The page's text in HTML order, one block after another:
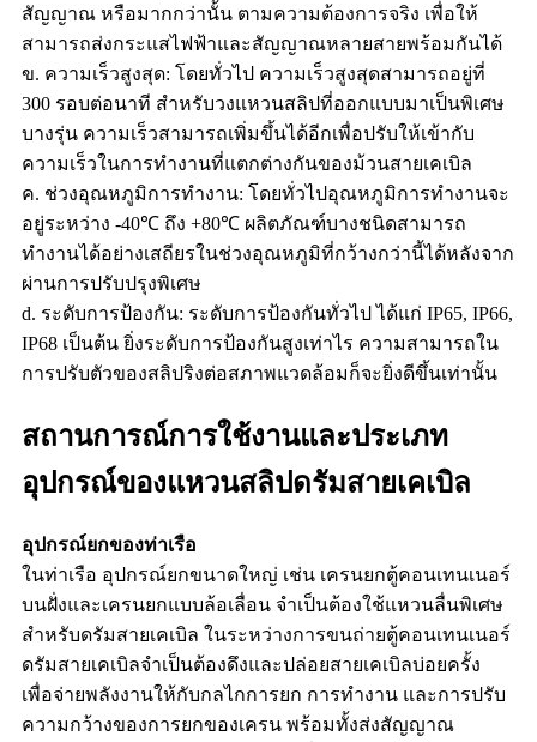
สัญญาณ หรือมากกว่านั้น ตามความต้องการจริง เพื่อให้
สามารถส่งกระแสไฟฟ้าและสัญญาณหลายสายพร้อมกันได้
ข. ความเร็วสูงสุด: โดยทั่วไป ความเร็วสูงสุดสามารถอยู่ที่
300 รอบต่อนาที สำหรับวงแหวนสลิปที่ออกแบบมาเป็นพิเศษ
บางรุ่น ความเร็วสามารถเพิ่มขึ้นได้อีกเพื่อปรับให้เข้ากับ
ความเร็วในการทำงานที่แตกต่างกันของม้วนสายเคเบิล
ค. ช่วงอุณหภูมิการทำงาน: โดยทั่วไปอุณหภูมิการทำงานจะ
อยู่ระหว่าง -40℃ ถึง +80℃ ผลิตภัณฑ์บางชนิดสามารถ
ทำงานได้อย่างเสถียรในช่วงอุณหภูมิที่กว้างกว่านี้ได้หลังจาก
ผ่านการปรับปรุงพิเศษ
d. ระดับการป้องกัน: ระดับการป้องกันทั่วไป ได้แก่ IP65, IP66,
IP68 เป็นต้น ยิ่งระดับการป้องกันสูงเท่าไร ความสามารถใน
การปรับตัวของสลิปริงต่อสภาพแวดล้อมก็จะยิ่งดีขึ้นเท่านั้น
สถานการณ์การใช้งานและประเภท
อุปกรณ์ของแหวนสลิปดรัมสายเคเบิล
อุปกรณ์ยกของท่าเรือ
ในท่าเรือ อุปกรณ์ยกขนาดใหญ่ เช่น เครนยกตู้คอนเทนเนอร์
บนฝั่งและเครนยกแบบล้อเลื่อน จำเป็นต้องใช้แหวนลื่นพิเศษ
สำหรับดรัมสายเคเบิล ในระหว่างการขนถ่ายตู้คอนเทนเนอร์
ดรัมสายเคเบิลจำเป็นต้องดึงและปล่อยสายเคเบิลบ่อยครั้ง
เพื่อจ่ายพลังงานให้กับกลไกการยก การทำงาน และการปรับ
ความกว้างของการยกของเครน พร้อมทั้งส่งสัญญาณ